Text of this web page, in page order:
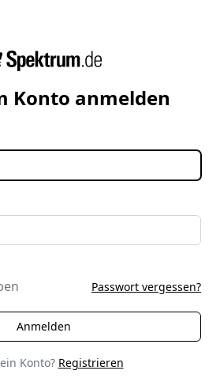
Konto anmelden
Passwort vergessen?
Konto? Registrieren